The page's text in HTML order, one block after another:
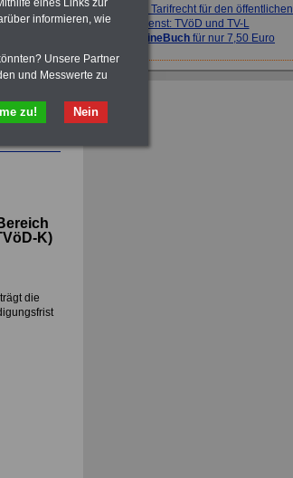
weitere
K)
die
ACHTUNG
Tarifrecht für den öffentlichen
Dienst: TVöD und TV-L
OnlineBuch für nur 7,50 Euro
eines Links zur
informieren, wie
Unsere Partner
und Messwerte zu
Nein
zu!